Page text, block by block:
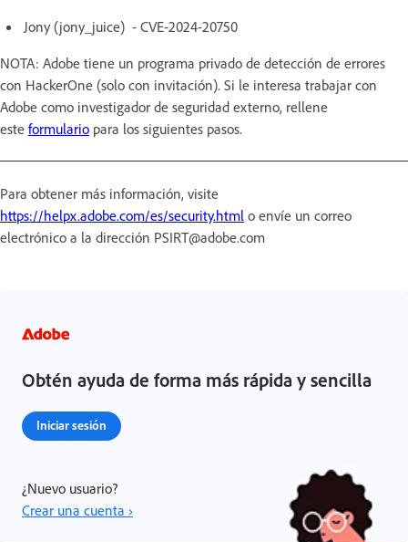
Jony (jony_juice) - CVE-2024-20750
NOTA: Adobe tiene un programa privado de detección de errores
con HackerOne (solo con invitación). Si le interesa trabajar con
Adobe como investigador de seguridad externo, rellene
este formulario para los siguientes pasos.
Para obtener más información, visite
https://helpx.adobe.com/es/security.html o envíe un correo
electrónico a la dirección PSIRT@adobe.com
Obtén ayuda de forma más rápida y sencilla
Iniciar sesión
¿Nuevo usuario?
Crear una cuenta ›